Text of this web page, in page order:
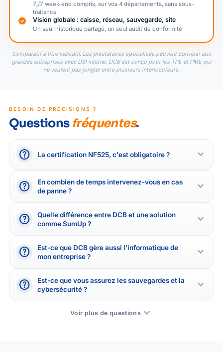
7j/7 week-end compris, sur vos 4 départements, sans sous-
traitance
check_circle Vision globale : caisse, réseau, sauvegarde, site
Un seul historique partagé, un seul audit de conformité
Comparatif à titre indicatif. Les prestataires spécialisés peuvent convenir aux
grandes entreprises avec DSI interne. DCB est conçu pour les TPE et PME qui
ne veulent pas jongler entre plusieurs interlocuteurs.
BESOIN DE PRÉCISIONS ?
Questions fréquentes.
help La certification NF525, c'est obligatoire ? expand_more
help
En combien de temps intervenez-vous en cas
de panne ?
expand_more
help
Quelle différence entre DCB et une solution
comme SumUp ?
expand_more
help
Est-ce que DCB gère aussi l'informatique de
mon entreprise ?
expand_more
help
Est-ce que vous assurez les sauvegardes et la
cybersécurité ?
expand_more
Voir plus de questions expand_more